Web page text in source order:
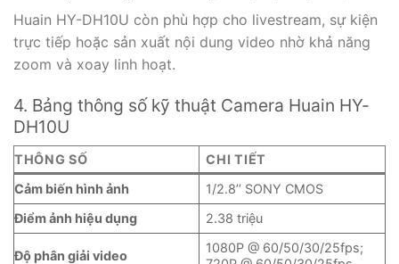
Huain HY-DH10U còn phù hợp cho livestream, sự kiện
trực tiếp hoặc sản xuất nội dung video nhờ khả năng
zoom và xoay linh hoạt.
4. Bảng thông số kỹ thuật Camera Huain HY-
DH10U
THÔNG SỐ
CHI TIẾT
Cảm biến hình ảnh
1/2.8’’ SONY CMOS
Điểm ảnh hiệu dụng
2.38 triệu
Độ phân giải video
1080P @ 60/50/30/25fps;